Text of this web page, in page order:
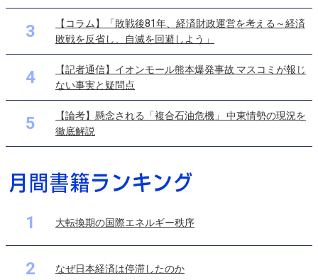
3
【コラム】「敗戦後81年、経済財政運営を考える～経済
敗戦を反省し、自滅を回避しよう」
4
【記者通信】イオンモール熊本爆発事故 マスコミが報じ
ない事実と疑問点
5
【論考】懸念される「複合石油危機」 中東情勢の現況を
徹底解説
1 大転換期の国際エネルギー秩序
2 なぜ日本経済は停滞したのか